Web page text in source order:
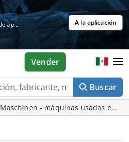
Gratis en la tienda de aplicaciones A la aplicación
Buscar
Vender
- máquinas usadas en